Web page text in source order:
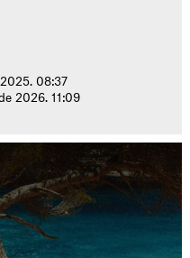
08:37
2026. 11:09